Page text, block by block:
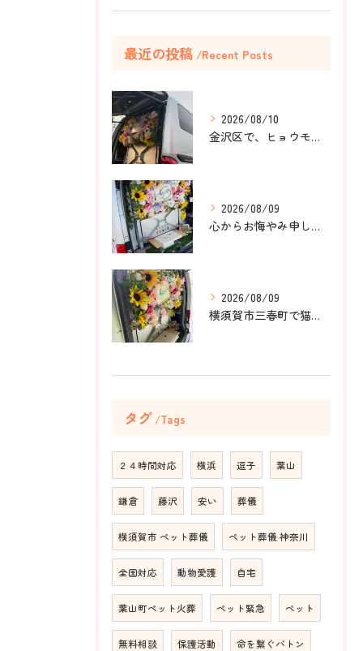
最近の投稿 Recent Posts
2026/08/10
金沢区で、ヒョウモントカゲモドキのラテちゃんのペット火葬のお...
2026/08/09
心からお悔やみ申し上げます。
2026/08/09
横須賀市三春町で猫ちゃんのペット葬儀、ペット火葬をお手伝いさ...
タグ Tags
２４時間対応 横浜 逗子 葉山
鎌倉 藤沢 安い 葬儀
横須賀市 ペット葬儀 ペット葬儀 神奈川
全国対応 動物愛護 自宅
葉山町ペット火葬 ペット緊急 ペット
無料相談 保護活動 命を繋ぐバトン